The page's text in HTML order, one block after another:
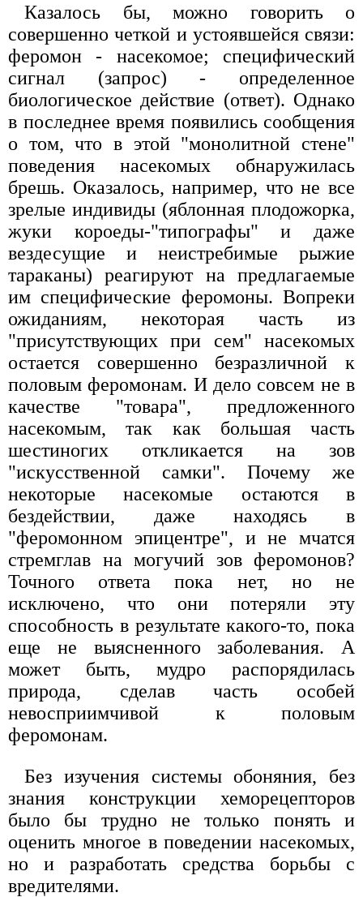
Казалось бы, можно говорить о
совершенно четкой и устоявшейся связи:
феромон - насекомое; специфический
сигнал (запрос) - определенное
биологическое действие (ответ). Однако
в последнее время появились сообщения
о том, что в этой "монолитной стене"
поведения насекомых обнаружилась
брешь. Оказалось, например, что не все
зрелые индивиды (яблонная плодожорка,
жуки короеды-"типографы" и даже
вездесущие и неистребимые рыжие
тараканы) реагируют на предлагаемые
им специфические феромоны. Вопреки
ожиданиям, некоторая часть из
"присутствующих при сем" насекомых
остается совершенно безразличной к
половым феромонам. И дело совсем не в
качестве "товара", предложенного
насекомым, так как большая часть
шестиногих откликается на зов
"искусственной самки". Почему же
некоторые насекомые остаются в
бездействии, даже находясь в
"феромонном эпицентре", и не мчатся
стремглав на могучий зов феромонов?
Точного ответа пока нет, но не
исключено, что они потеряли эту
способность в результате какого-то, пока
еще не выясненного заболевания. А
может быть, мудро распорядилась
природа, сделав часть особей
невосприимчивой к половым
феромонам.
Без изучения системы обоняния, без
знания конструкции хеморецепторов
было бы трудно не только понять и
оценить многое в поведении насекомых,
но и разработать средства борьбы с
вредителями.